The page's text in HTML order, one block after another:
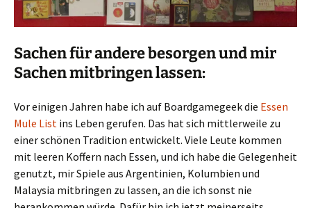
Sachen für andere besorgen und mir
Sachen mitbringen lassen:
Vor einigen Jahren habe ich auf Boardgamegeek die Essen
Mule List ins Leben gerufen. Das hat sich mittlerweile zu
einer schönen Tradition entwickelt. Viele Leute kommen
mit leeren Koffern nach Essen, und ich habe die Gelegenheit
genutzt, mir Spiele aus Argentinien, Kolumbien und
Malaysia mitbringen zu lassen, an die ich sonst nie